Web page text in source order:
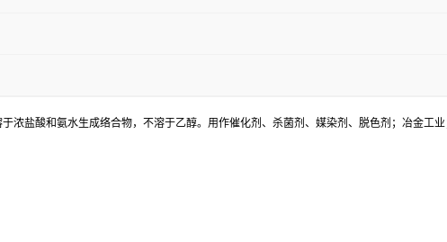
浓盐酸和氨水生成络合物，不溶于乙醇。用作催化剂、杀菌剂、媒染剂、脱色剂；冶金工